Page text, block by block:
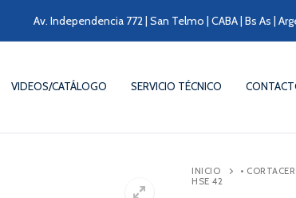
Av. Independencia 772 | San Telmo | CABA | Bs As |
VIDEOS/CATÁLOGO SERVICIO TÉCNICO
INICIO •
HSE 42